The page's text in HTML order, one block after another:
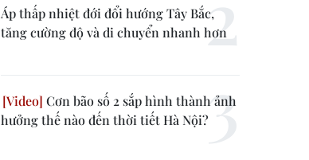
Áp thấp nhiệt đới đổi hướng Tây Bắc,
tăng cường độ và di chuyển nhanh hơn
Cơn bão số 2 sắp hình thành ảnh
hưởng thế nào đến thời tiết Hà Nội?